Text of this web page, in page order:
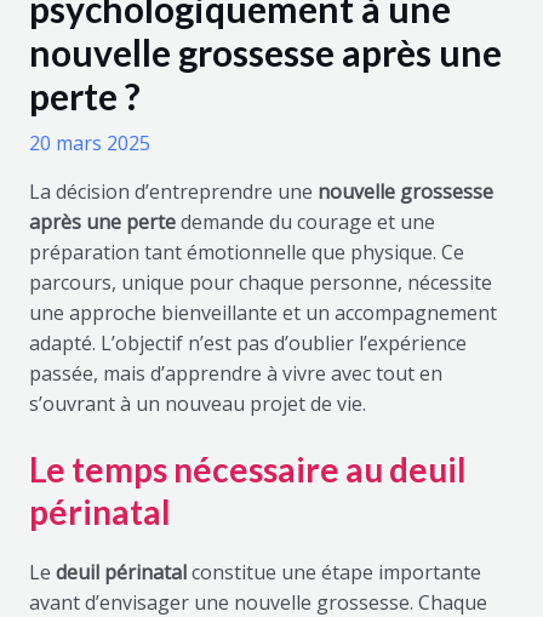
nouvelle grossesse après une
perte ?
20 mars 2025
La décision d’entreprendre une nouvelle grossesse
après une pertedemande du courage et une
préparation tant émotionnelle que physique. Ce
parcours, unique pour chaque personne, nécessite
une approche bienveillante et un accompagnement
adapté. L’objectif n’est pas d’oublier l’expérience
passée, mais d’apprendre à vivre avec tout en
s’ouvrant à un nouveau projet de vie.
Le temps nécessaire au deuil
périnatal
Le deuil périnatalconstitue une étape importante
avant d’envisager une nouvelle grossesse. Chaque